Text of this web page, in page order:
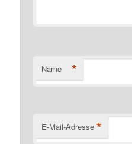
Name *
E-Mail-Adresse *